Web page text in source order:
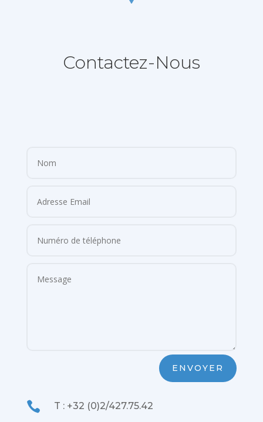
Contactez-Nous
ENVOYER

T : +32 (0)2/427.75.42